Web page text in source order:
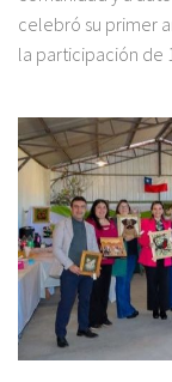
celebró su primer
la participación de